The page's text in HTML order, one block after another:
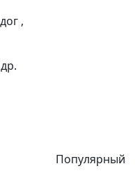
,
Популярный